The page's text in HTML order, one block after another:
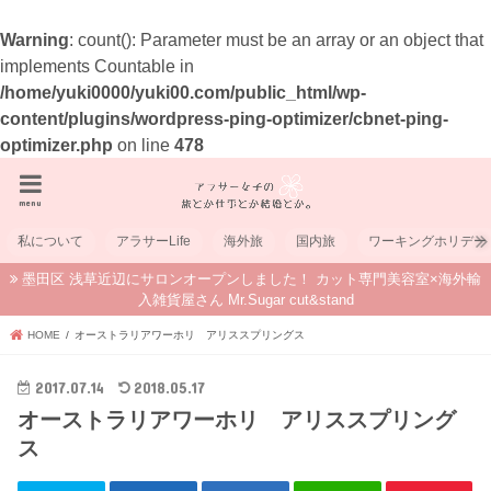
Warning: count(): Parameter must be an array or an object that
implements Countable in
/home/yuki0000/yuki00.com/public_html/wp-
content/plugins/wordpress-ping-optimizer/cbnet-ping-
optimizer.php on line 478
menu
私について アラサーLife 海外旅 国内旅 ワーキングホリデー
墨田区 浅草近辺にサロンオープンしました！ カット専門美容室×海外輸
入雑貨屋さん Mr.Sugar cut&stand
HOME オーストラリアワーホリ アリススプリングス
2017.07.14 2018.05.17
オーストラリアワーホリ アリススプリング
ス